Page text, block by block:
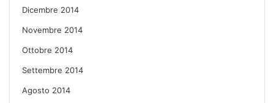
Dicembre 2014
Novembre 2014
Ottobre 2014
Settembre 2014
Agosto 2014